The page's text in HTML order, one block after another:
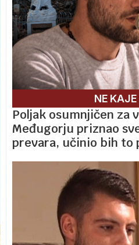
NE KAJE
Poljak osumnjičen za
Međugorju priznao
prevara, učinio bih to